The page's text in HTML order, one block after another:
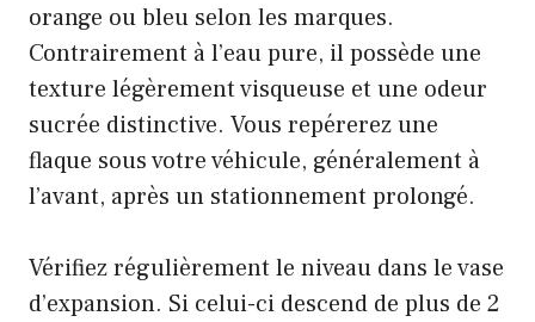
orange ou bleu selon les marques.
Contrairement à l’eau pure, il possède une
texture légèrement visqueuse et une odeur
sucrée distinctive. Vous repérerez une
flaque sous votre véhicule, généralement à
l’avant, après un stationnement prolongé.
Vérifiez régulièrement le niveau dans le vase
d’expansion. Si celui-ci descend de plus de 2